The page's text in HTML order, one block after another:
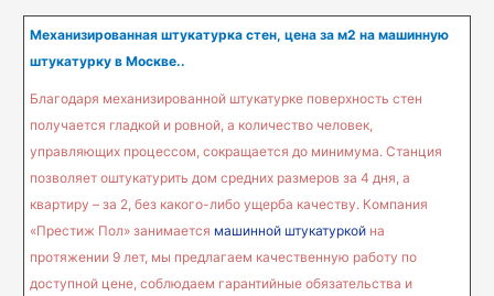
Механизированная штукатурка стен, цена за м2 на машинную
штукатурку в Москве..
Благодаря механизированной штукатурке поверхность стен
получается гладкой и ровной, а количество человек,
управляющих процессом, сокращается до минимума. Станция
позволяет оштукатурить дом средних размеров за 4 дня, а
квартиру – за 2, без какого-либо ущерба качеству. Компания
«Престиж Пол» занимается машинной штукатуркой на
протяжении 9 лет, мы предлагаем качественную работу по
доступной цене, соблюдаем гарантийные обязательства и